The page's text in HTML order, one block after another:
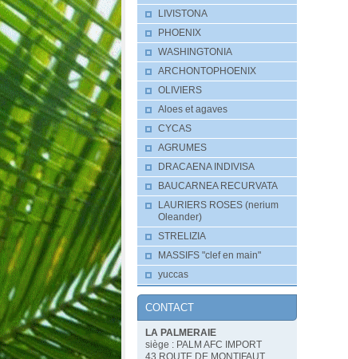
LIVISTONA
PHOENIX
WASHINGTONIA
ARCHONTOPHOENIX
OLIVIERS
Aloes et agaves
CYCAS
AGRUMES
DRACAENA INDIVISA
BAUCARNEA RECURVATA
LAURIERS ROSES (nerium
Oleander)
STRELIZIA
MASSIFS "clef en main"
yuccas
CONTACT
LA PALMERAIE
siège : PALM AFC IMPORT
43 ROUTE DE MONTIFAUT